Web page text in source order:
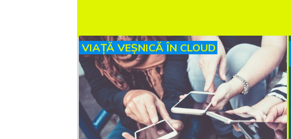
VIAȚĂ VEȘNICĂ ÎN CLOUD